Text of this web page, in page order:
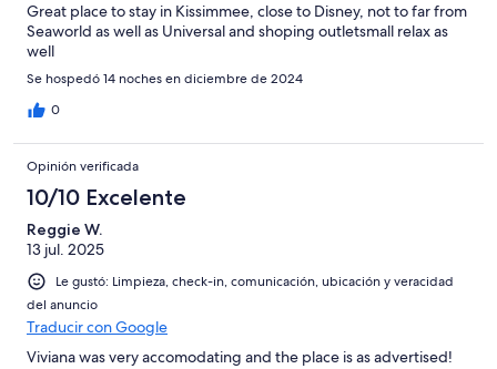
Great place to stay in Kissimmee, close to Disney, not to far from
Seaworld as well as Universal and shoping outletsmall relax as
well
Se hospedó 14 noches en diciembre de 2024
0
Opinión verificada
10/10 Excelente
Reggie W.
13 jul. 2025
Le gustó: Limpieza, check-in, comunicación, ubicación y veracidad
del anuncio
Traducir con Google
Viviana was very accomodating and the place is as advertised!